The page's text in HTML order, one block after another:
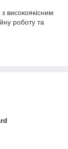
високоякісним
роботу та